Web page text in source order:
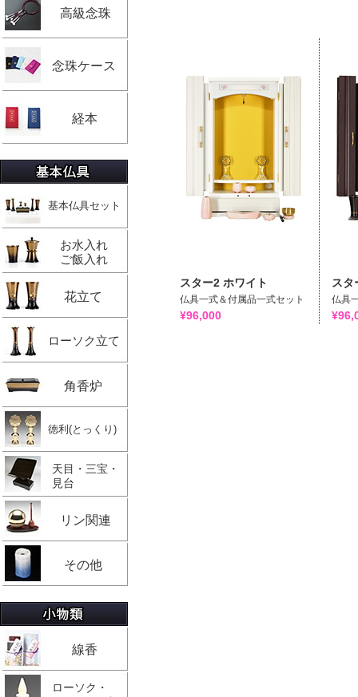
高級念珠
念珠ケース
経本
基本仏具セット
お水入れ
ご飯入れ
花立て
ローソク立て
角香炉
徳利(とっくり)
天目・三宝・
見台
リン関連
その他
線香
ローソク・
スター2 ホワイト
仏具一式＆付属品一式セット
¥96,000
スタ
仏具